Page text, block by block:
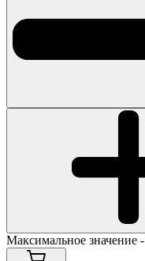
Максимальное значение -